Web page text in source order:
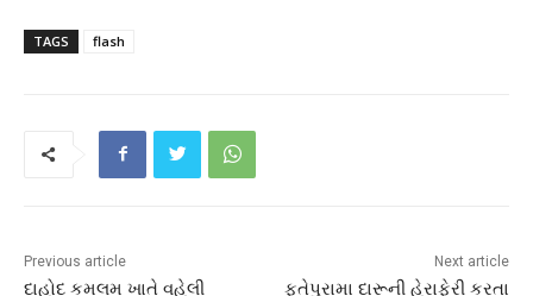
TAGS flash
Previous article
દાહોદ કમલમ ખાતે વહેલી
Next article
ફતેપુરામા દારૂની હેરાફેરી કરતા